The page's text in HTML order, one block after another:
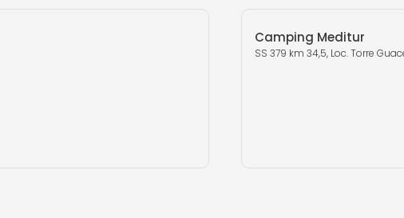
Camping Meditur
SS 379 km 34,5, Loc. Torre